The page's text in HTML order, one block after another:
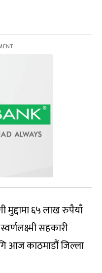
मुद्दामा ६५ लाख रुपैयाँ
सहकारी
आज काठमाडौं जिल्ला